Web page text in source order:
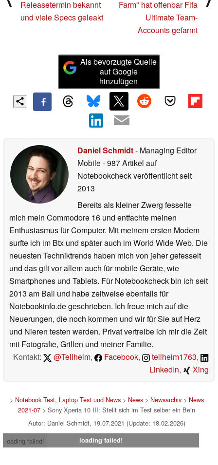
Releasetermin bekannt
und viele Specs geleakt
Farm" hat offenbar Fifa
Ultimate Team-
Accounts gefarmt
Als bevorzugte Quelle
auf Google
hinzufügen
Daniel Schmidt- Managing Editor
Mobile- 987 Artikel auf
Notebookcheck veröffentlichtseit
2013
Bereits als kleiner Zwerg fesselte
mich mein Commodore 16 und entfachte meinen
Enthusiasmus für Computer. Mit meinem ersten Modem
surfte ich im Btx und später auch im World Wide Web. Die
neuesten Techniktrends haben mich von jeher gefesselt
und das gilt vor allem auch für mobile Geräte, wie
Smartphones und Tablets. Für Notebookcheck bin ich seit
2013 am Ball und habe zeitweise ebenfalls für
Notebookinfo.de geschrieben. Ich freue mich auf die
Neuerungen, die noch kommen und wir für Sie auf Herz
und Nieren testen werden. Privat vertreibe ich mir die Zeit
mit Fotografie, Grillen und meiner Familie.
Kontakt:
@Tellheim, Facebook, tellheim1763,
LinkedIn, Xing
> Notebook Test, Laptop Test und News> News> Newsarchiv> News
2021-07 > Sony Xperia 10 III: Stellt sich im Test selber ein Bein
Autor: Daniel Schmidt, 19.07.2021 (Update: 18.02.2026)
loading failed!
loading failed!